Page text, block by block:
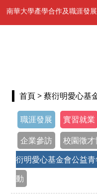
南華大學產學合作及職涯發
首頁> 蔡衍明愛心基
職涯發展 實習就業
企業參訪
校園徵
衍明愛心基金會公益
動